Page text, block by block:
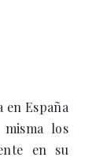
en España
los
en su